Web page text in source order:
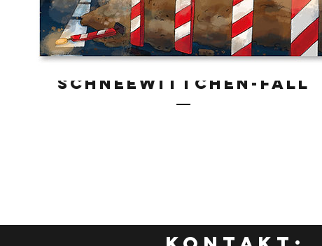
Karl Kessel - Der
Schneewittchen-Fall